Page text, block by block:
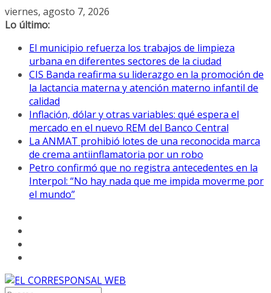
Saltar
al
viernes, agosto 7, 2026
Lo último:
El municipio refuerza los trabajos de limpieza
urbana en diferentes sectores de la ciudad
CIS Banda reafirma su liderazgo en la promoción de
la lactancia materna y atención materno infantil de
calidad
Inflación, dólar y otras variables: qué espera el
mercado en el nuevo REM del Banco Central
La ANMAT prohibió lotes de una reconocida marca
de crema antiinflamatoria por un robo
Petro confirmó que no registra antecedentes en la
Interpol: “No hay nada que me impida moverme por
el mundo”